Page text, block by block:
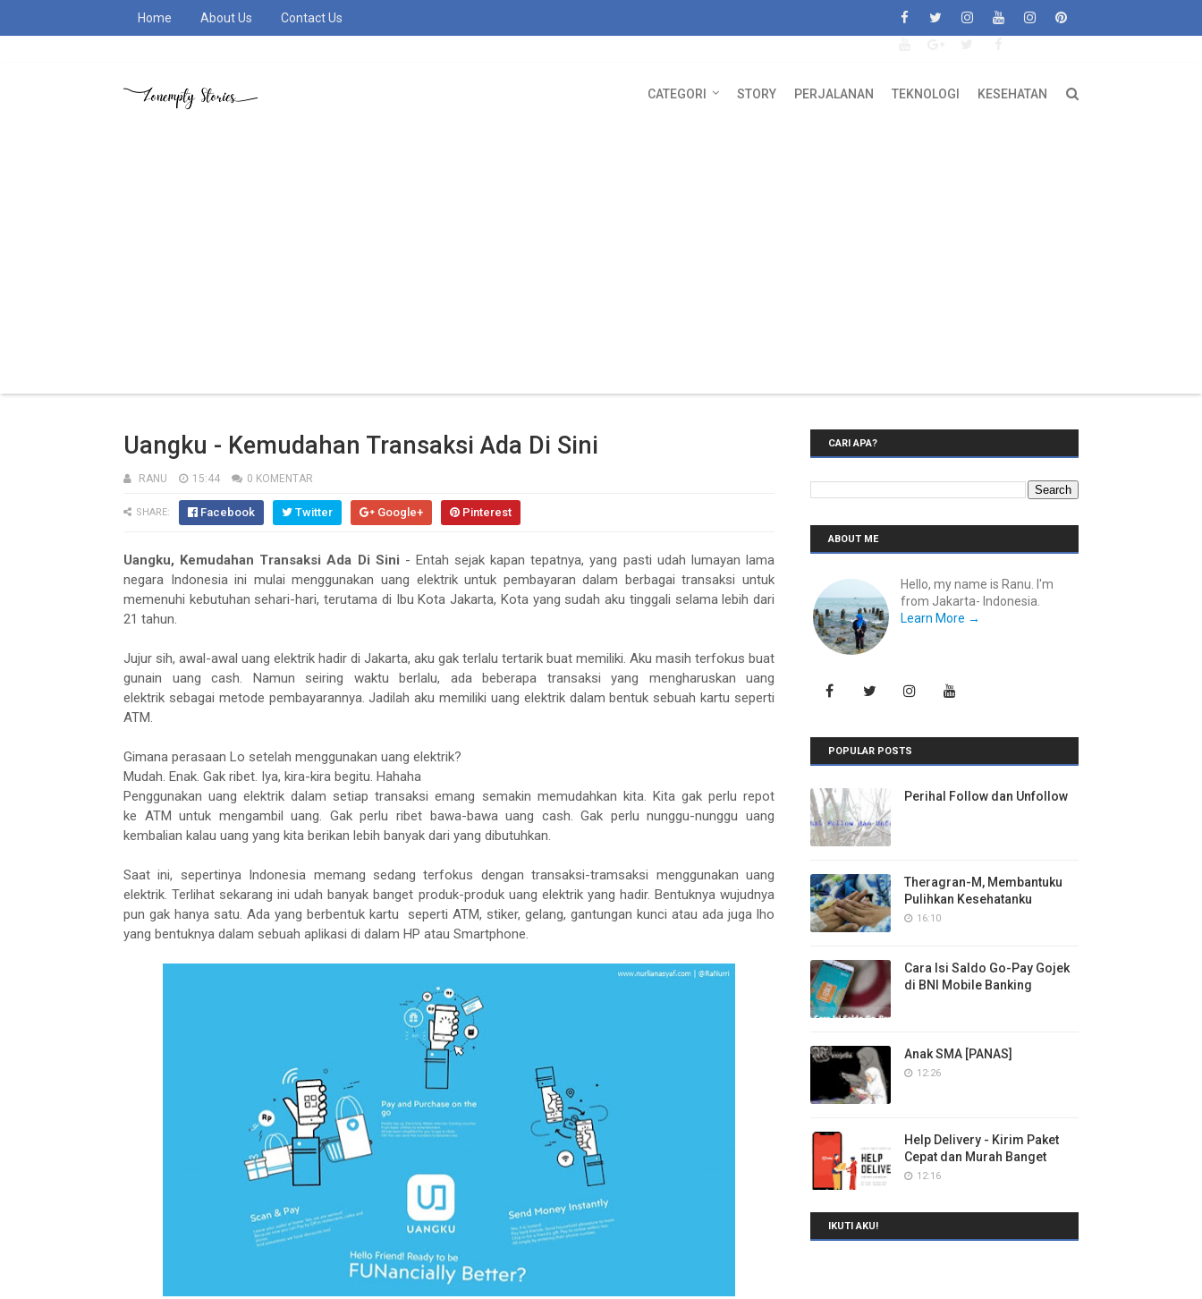
Home About Us Contact Us
CATEGORI STORY PERJALANAN TEKNOLOGI KESEHATAN
Uangku - Kemudahan Transaksi Ada Di Sini
RANU 15:44 0 KOMENTAR
SHARE: Facebook Twitter Google+ Pinterest
Uangku, Kemudahan Transaksi Ada Di Sini - Entah sejak kapan tepatnya, yang pasti udah lumayan lama
negara Indonesia ini mulai menggunakan uang elektrik untuk pembayaran dalam berbagai transaksi untuk
memenuhi kebutuhan sehari-hari, terutama di Ibu Kota Jakarta, Kota yang sudah aku tinggali selama lebih dari
21 tahun.
Jujur sih, awal-awal uang elektrik hadir di Jakarta, aku gak terlalu tertarik buat memiliki. Aku masih terfokus buat
gunain uang cash. Namun seiring waktu berlalu, ada beberapa transaksi yang mengharuskan uang
elektrik sebagai metode pembayarannya. Jadilah aku memiliki uang elektrikdalam bentuk sebuah kartu seperti
ATM.
Gimana perasaan Lo setelah menggunakan uang elektrik?
Mudah. Enak. Gak ribet. Iya, kira-kira begitu. Hahaha
Penggunakanuang elektrik dalam setiap transaksi emang semakin memudahkan kita. Kita gak perlu repot
ke ATM untuk mengambil uang. Gak perlu ribet bawa-bawa uang cash. Gak perlu nunggu-nunggu uang
kembalian kalau uang yang kita berikan lebih banyak dari yang dibutuhkan.
Saat ini, sepertinya Indonesia memang sedang terfokus dengan transaksi-tramsaksi menggunakan uang
elektrik. Terlihat sekarang ini udah banyak banget produk-produk uang elektrikyang hadir. Bentuknya wujudnya
pun gak hanya satu. Ada yang berbentuk kartu seperti ATM, stiker, gelang, gantungan kunci atau ada juga lho
yang bentuknya dalam sebuah aplikasi di dalam HP atau Smartphone.
CARI APA?
ABOUT ME
Hello, my name is Ranu. I'm
from Jakarta- Indonesia.
Learn More →
POPULAR POSTS
Perihal Follow dan Unfollow
Theragran-M, Membantuku
Pulihkan Kesehatanku
16:10
Cara Isi Saldo Go-Pay Gojek
di BNI Mobile Banking
Anak SMA [PANAS]
12:26
Help Delivery - Kirim Paket
Cepat dan Murah Banget
12:16
IKUTI AKU!